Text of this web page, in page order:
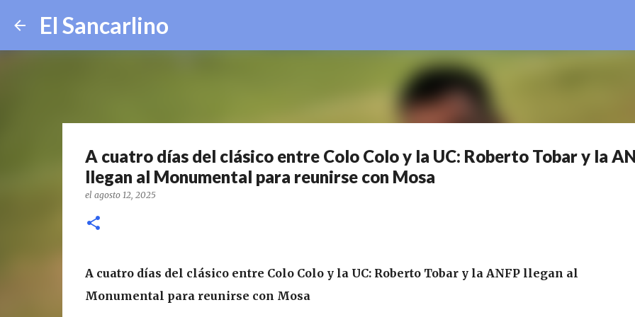
El Sancarlino
A cuatro días del clásico entre Colo Colo y la UC: Roberto Tobar y la
llegan al Monumental para reunirse con Mosa
el agosto 12, 2025
A cuatro días del clásico entre Colo Colo y la UC: Roberto Tobar y la ANFP llegan al
Monumental para reunirse con Mosa